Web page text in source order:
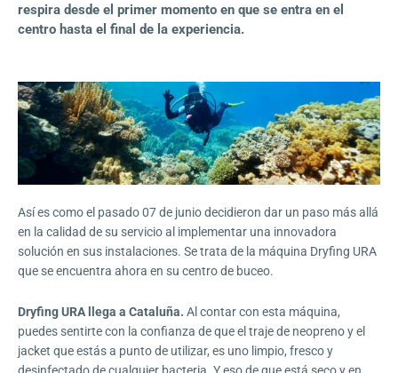
respira desde el primer momento en que se entra en el
centro hasta el final de la experiencia.
Así es como el pasado 07 de junio decidieron dar un paso más allá
en la calidad de su servicio al implementar una innovadora
solución en sus instalaciones. Se trata de la máquina Dryfing URA
que se encuentra ahora en su centro de buceo.
Dryfing URA llega a Cataluña. Al contar con esta máquina,
puedes sentirte con la confianza de que el traje de neopreno y el
jacket que estás a punto de utilizar, es uno limpio, fresco y